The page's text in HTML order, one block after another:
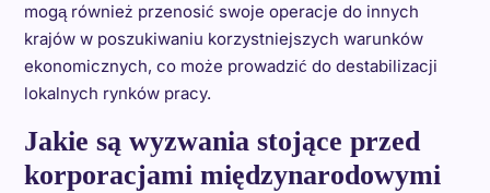
mogą również przenosić swoje operacje do innych
krajów w poszukiwaniu korzystniejszych warunków
ekonomicznych, co może prowadzić do destabilizacji
lokalnych rynków pracy.
Jakie są wyzwania stojące przed
korporacjami międzynarodowymi